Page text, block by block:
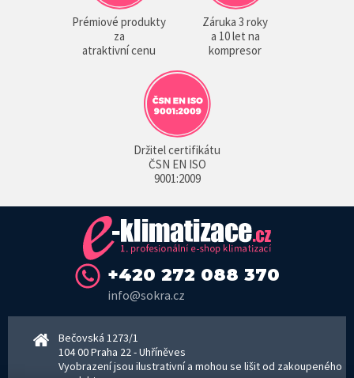
Prémiové produkty
za
atraktivní cenu
Záruka 3 roky
a 10 let na
kompresor
Držitel certifikátu
ČSN EN ISO
9001:2009
+420 272 088 370
info@sokra.cz
Bečovská 1273/1
104 00 Praha 22 - Uhříněves
Vyobrazení jsou ilustrativní a mohou se lišit od zakoupeného